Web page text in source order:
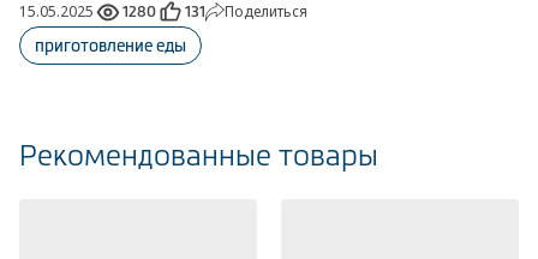
15.05.2025 1280 131 Поделиться
приготовление еды
Рекомендованные товары